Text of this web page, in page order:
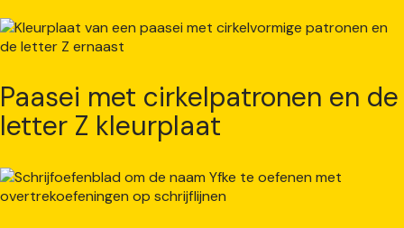
Paasei met cirkelpatronen en de
letter Z kleurplaat